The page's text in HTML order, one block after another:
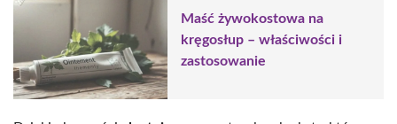
Maść żywokostowa na
kręgosłup – właściwości i
zastosowanie